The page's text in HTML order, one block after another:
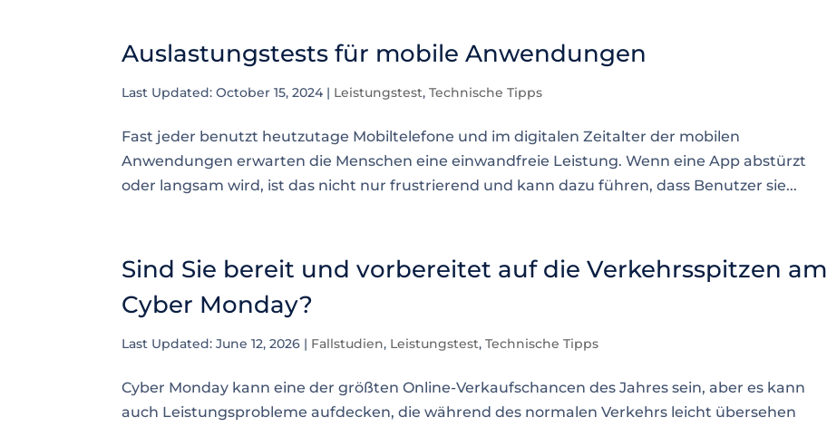
Auslastungstests für mobile Anwendungen
Last Updated: October 15, 2024 | Leistungstest,Technische Tipps
Fast jeder benutzt heutzutage Mobiltelefone und im digitalen Zeitalter der mobilen
Anwendungen erwarten die Menschen eine einwandfreie Leistung. Wenn eine App abstürzt
oder langsam wird, ist das nicht nur frustrierend und kann dazu führen, dass Benutzer sie...
Sind Sie bereit und vorbereitet auf die Verkehrsspitzen am
Cyber Monday?
Last Updated: June 12, 2026 | Fallstudien, Leistungstest,Technische Tipps
Cyber Monday kann eine der größten Online-Verkaufschancen des Jahres sein, aber es kann
auch Leistungsprobleme aufdecken, die während des normalen Verkehrs leicht übersehen